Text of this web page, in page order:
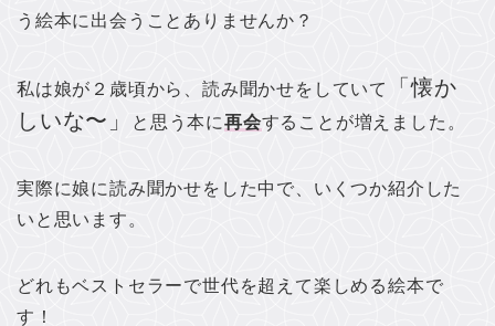
う絵本に出会うことありませんか？
私は娘が２歳頃から、読み聞かせをしていて
「懐か
しいな〜」
と思う本に再会することが増えました。
実際に娘に読み聞かせをした中で、いくつか紹介した
いと思います。
どれもベストセラーで世代を超えて楽しめる絵本で
す！